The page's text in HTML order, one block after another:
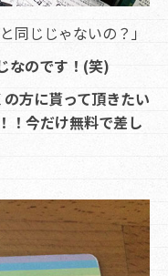
同じじゃないの？」
なのです！(笑)
方に貰って頂きたい
！今だけ無料で差し